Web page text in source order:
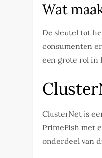
Wat
De sleutel tot
consumenten
een grote rol in
ClusterNet is
PrimeFish met
onderdeel van